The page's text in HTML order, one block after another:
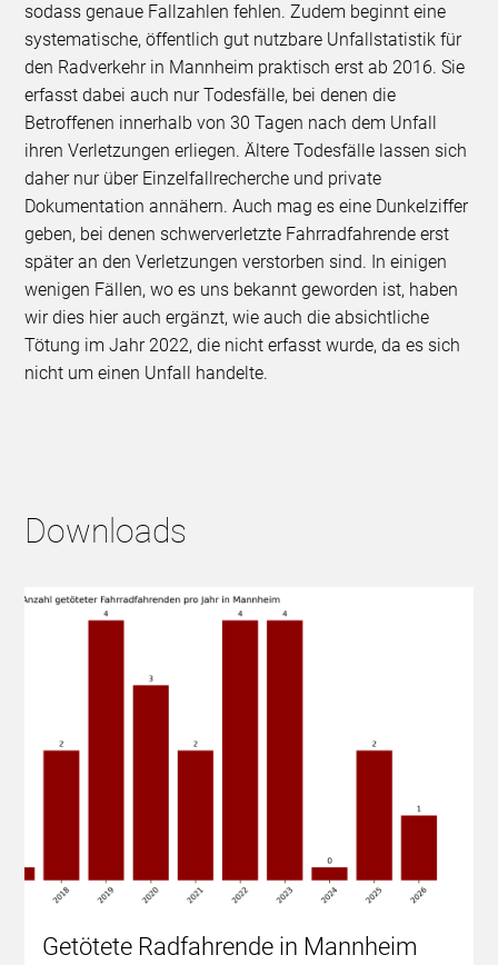
sodass genaue Fallzahlen fehlen. Zudem beginnt eine
systematische, öffentlich gut nutzbare Unfallstatistik für
den Radverkehr in Mannheim praktisch erst ab 2016. Sie
erfasst dabei auch nur Todesfälle, bei denen die
Betroffenen innerhalb von 30 Tagen nach dem Unfall
ihren Verletzungen erliegen. Ältere Todesfälle lassen sich
daher nur über Einzelfallrecherche und private
Dokumentation annähern. Auch mag es eine Dunkelziffer
geben, bei denen schwerverletzte Fahrradfahrende erst
später an den Verletzungen verstorben sind. In einigen
wenigen Fällen, wo es uns bekannt geworden ist, haben
wir dies hier auch ergänzt, wie auch die absichtliche
Tötung im Jahr 2022, die nicht erfasst wurde, da es sich
nicht um einen Unfall handelte.
Downloads
Getötete Radfahrende in Mannheim